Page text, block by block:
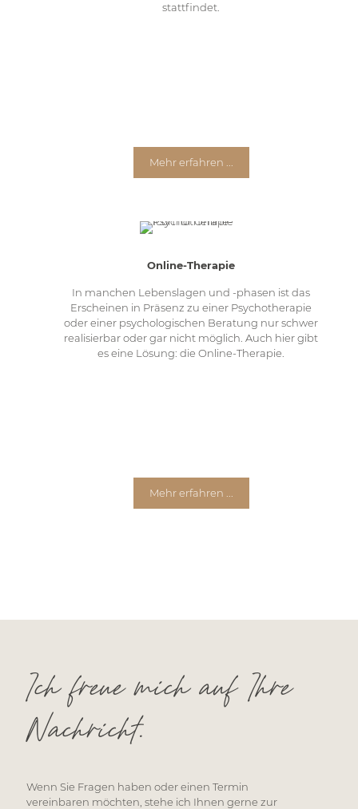
stattfindet.
Mehr erfahren ...
Online-Therapie
In manchen Lebenslagen und -phasen ist das
Erscheinen in Präsenz zu einer Psychotherapie
oder einer psychologischen Beratung nur schwer
realisierbar oder gar nicht möglich. Auch hier gibt
es eine Lösung: die Online-Therapie.
Mehr erfahren ...
Ich freue mich auf Ihre
Nachricht.
Wenn Sie Fragen haben oder einen Termin
vereinbaren möchten, stehe ich Ihnen gerne zur